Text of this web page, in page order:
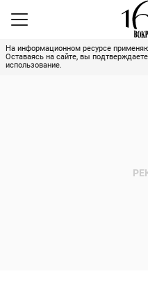
На информационном ресурсе
Оставаясь на сайте, вы
использование.